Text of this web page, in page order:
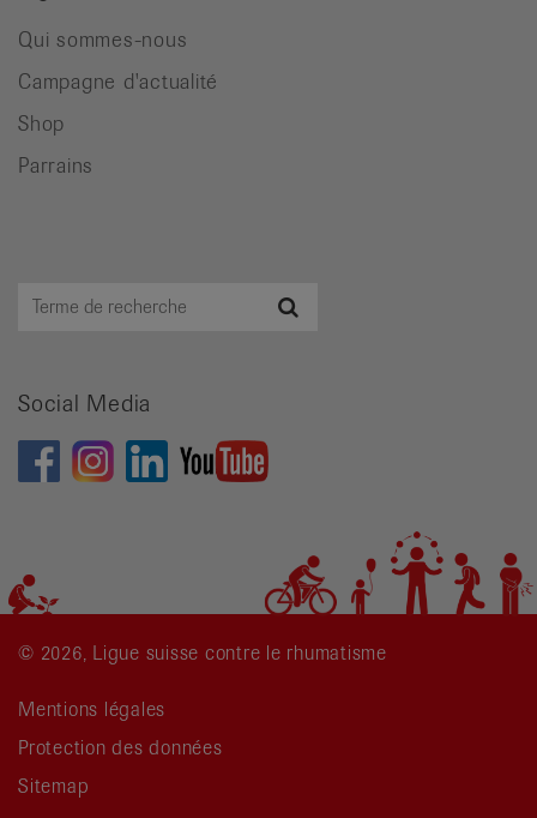
Qui sommes-nous
Campagne d'actualité
Shop
Parrains
Terme
Social Media
© 2026, Ligue suisse contre le rhumatisme
Mentions légales
Protection des données
Sitemap